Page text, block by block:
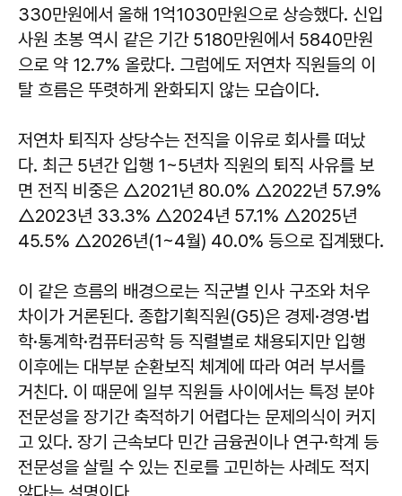
330만원에서 올해 1억1030만원으로 상승했다. 신입
사원 초봉 역시 같은 기간 5180만원에서 5840만원
으로 약 12.7% 올랐다. 그럼에도 저연차 직원들의 이
탈 흐름은 뚜렷하게 완화되지 않는 모습이다.
저연차 퇴직자 상당수는 전직을 이유로 회사를 떠났
다. 최근 5년간 입행 1~5년차 직원의 퇴직 사유를 보
면 전직 비중은 △2021년 80.0% △2022년 57.9%
△2023년 33.3% △2024년 57.1% △2025년
45.5% △2026년(1~4월) 40.0% 등으로 집계됐다.
이 같은 흐름의 배경으로는 직군별 인사 구조와 처우
차이가 거론된다. 종합기획직원(G5)은 경제·경영·법
학·통계학·컴퓨터공학 등 직렬별로 채용되지만 입행
이후에는 대부분 순환보직 체계에 따라 여러 부서를
거친다. 이 때문에 일부 직원들 사이에서는 특정 분야
전문성을 장기간 축적하기 어렵다는 문제의식이 커지
고 있다. 장기 근속보다 민간 금융권이나 연구·학계 등
전문성을 살릴 수 있는 진로를 고민하는 사례도 적지